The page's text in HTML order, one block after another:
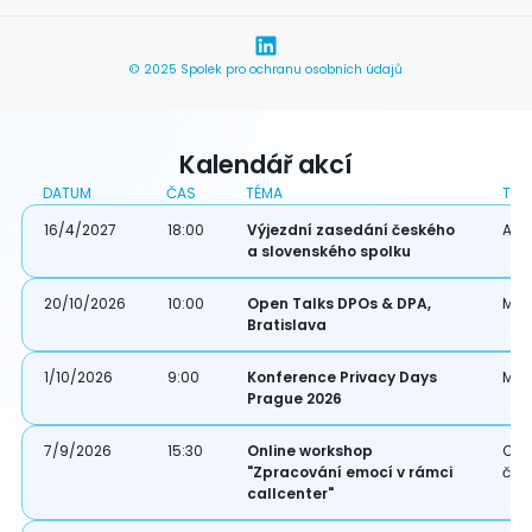
© 2025 Spolek pro ochranu osobních údajů
Kalendář akcí
DATUM ČAS TÉMA
TYP
16/4/2027
18:00
Výjezdní zasedání českého
a slovenského spolku
20/10/2026 10:00
Open Talks DPOs & DPA,
Bratislava
1/10/2026 9:00
Konference Privacy Days
Prague 2026
7/9/2026 15:30
Online workshop
"Zpracování emocí v rámci
callcenter"